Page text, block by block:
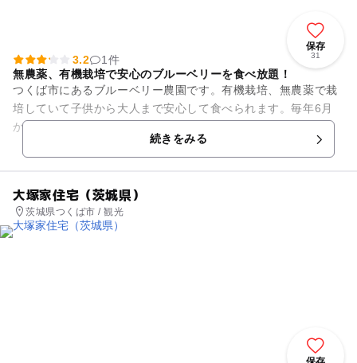
保存
31
3.2
1件
無農薬、有機栽培で安心のブルーベリーを食べ放題！
つくば市にあるブルーベリー農園です。有機栽培、無農薬で栽
培していて子供から大人まで安心して食べられます。毎年6月
から8月までブルーベリー狩りも行っています。園内では食べ
放題、また摘み取った分も買...続きをみる
大塚家住宅（茨城県）
茨城県つくば市 / 観光